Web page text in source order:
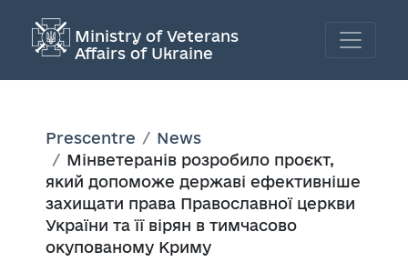
Ministry of Veterans
Affairs of Ukraine
Prescentre
News
Мінветеранів розробило проєкт,
який допоможе державі ефективніше
захищати права Православної церкви
України та її вірян в тимчасово
окупованому Криму